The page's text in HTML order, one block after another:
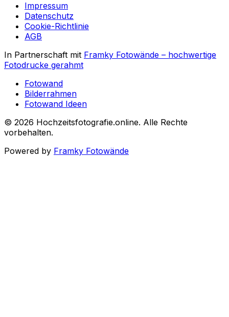
Impressum
Datenschutz
Cookie-Richtlinie
AGB
In Partnerschaft mit Framky Fotowände – hochwertige
Fotodrucke gerahmt
Fotowand
Bilderrahmen
Fotowand Ideen
© 2026 Hochzeitsfotografie.online. Alle Rechte
vorbehalten.
Powered by Framky Fotowände